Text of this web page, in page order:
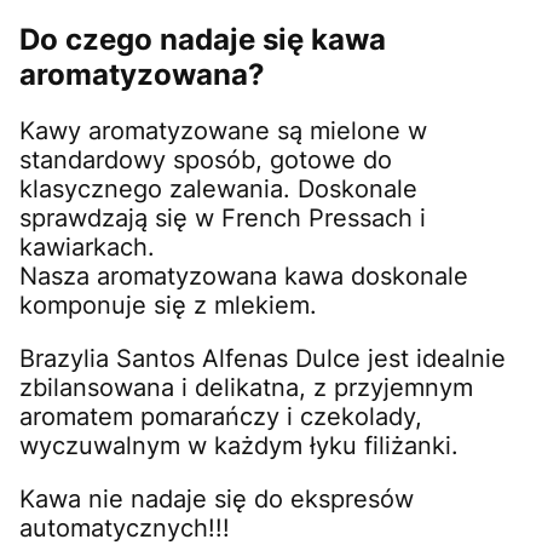
Do czego nadaje się kawa
aromatyzowana?
Kawy aromatyzowane są mielone w
standardowy sposób, gotowe do
klasycznego zalewania. Doskonale
sprawdzają się w French Pressach i
kawiarkach.
Nasza aromatyzowana kawa doskonale
komponuje się z mlekiem.
Brazylia Santos Alfenas Dulce jest idealnie
zbilansowana i delikatna, z przyjemnym
aromatem pomarańczy i czekolady,
wyczuwalnym w każdym łyku filiżanki.
Kawa nie nadaje się do ekspresów
automatycznych!!!